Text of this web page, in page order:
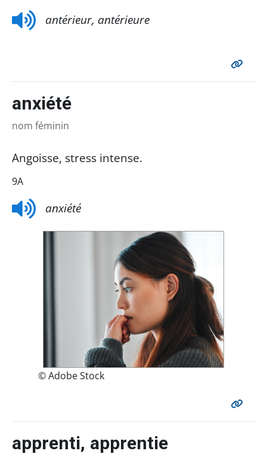
antérieur, antérieure
anxiété
nom féminin
Angoisse, stress intense.
9A
anxiété
© Adobe Stock
apprenti, apprentie